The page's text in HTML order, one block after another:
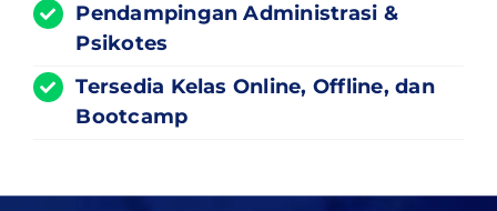
Pendampingan Administrasi &
Psikotes
Tersedia Kelas Online, Offline, dan
Bootcamp